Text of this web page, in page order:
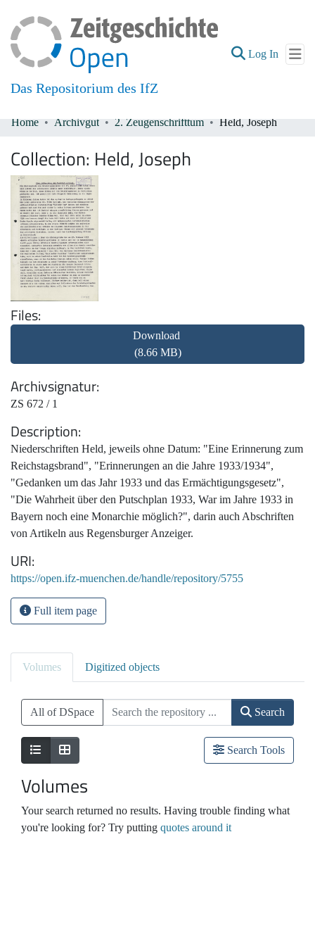
Das Repositorium des IfZ
Log In (current)
All of DSpace
Home Archivgut 2. Zeugenschrifttum Held, Joseph
Collection: Held, Joseph
Files
Download
(8.66 MB)
Archivsignatur
ZS 672 / 1
Description
Niederschriften Held, jeweils ohne Datum: "Eine Erinnerung zum
Reichstagsbrand", "Erinnerungen an die Jahre 1933/1934",
"Gedanken um das Jahr 1933 und das Ermächtigungsgesetz",
"Die Wahrheit über den Putschplan 1933, War im Jahre 1933 in
Bayern noch eine Monarchie möglich?", darin auch Abschriften
von Artikeln aus Regensburger Anzeiger.
URI
https://open.ifz-muenchen.de/handle/repository/5755
Full item page
Volumes Digitized objects
All of DSpace Search
Search Tools
Volumes
Your search returned no results. Having trouble finding what
you're looking for? Try putting quotes around it